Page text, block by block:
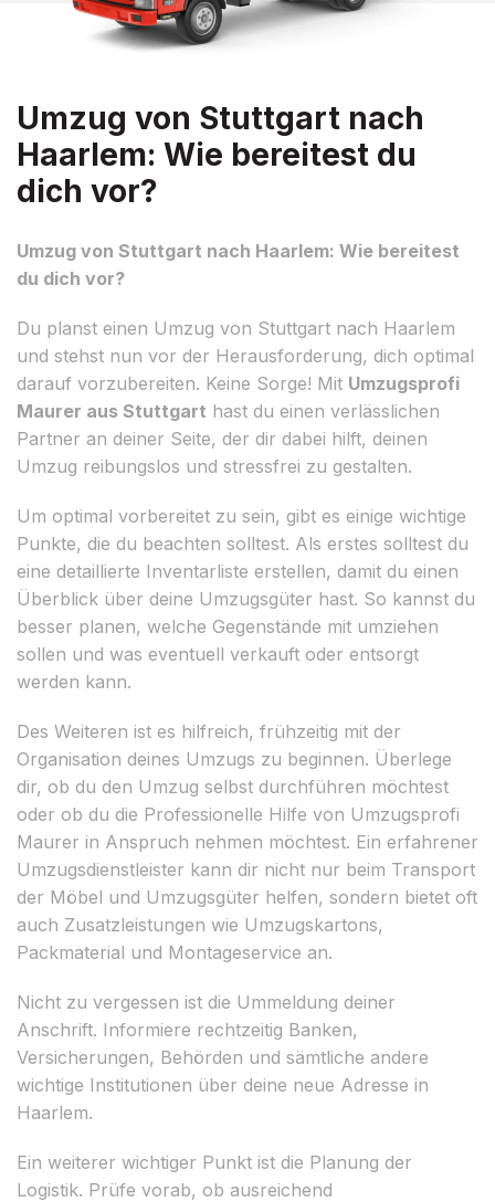
Umzug von Stuttgart nach
Haarlem: Wie bereitest du
dich vor?
Umzug von Stuttgart nach Haarlem: Wie bereitest
du dich vor?
Du planst einen Umzug von Stuttgart nach Haarlem
und stehst nun vor der Herausforderung, dich optimal
darauf vorzubereiten. Keine Sorge! Mit Umzugsprofi
Maurer aus Stuttgart hast du einen verlässlichen
Partner an deiner Seite, der dir dabei hilft, deinen
Umzug reibungslos und stressfrei zu gestalten.
Um optimal vorbereitet zu sein, gibt es einige wichtige
Punkte, die du beachten solltest. Als erstes solltest du
eine detaillierte Inventarliste erstellen, damit du einen
Überblick über deine Umzugsgüter hast. So kannst du
besser planen, welche Gegenstände mit umziehen
sollen und was eventuell verkauft oder entsorgt
werden kann.
Des Weiteren ist es hilfreich, frühzeitig mit der
Organisation deines Umzugs zu beginnen. Überlege
dir, ob du den Umzug selbst durchführen möchtest
oder ob du die Professionelle Hilfe von Umzugsprofi
Maurer in Anspruch nehmen möchtest. Ein erfahrener
Umzugsdienstleister kann dir nicht nur beim Transport
der Möbel und Umzugsgüter helfen, sondern bietet oft
auch Zusatzleistungen wie Umzugskartons,
Packmaterial und Montageservice an.
Nicht zu vergessen ist die Ummeldung deiner
Anschrift. Informiere rechtzeitig Banken,
Versicherungen, Behörden und sämtliche andere
wichtige Institutionen über deine neue Adresse in
Haarlem.
Ein weiterer wichtiger Punkt ist die Planung der
Logistik. Prüfe vorab, ob ausreichend